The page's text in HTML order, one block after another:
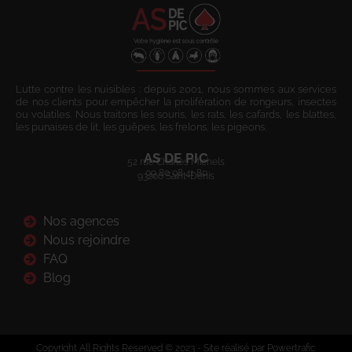
Lutte contre les nuisibles : depuis 2001, nous sommes aux services
de nos clients pour empêcher la prolifération de rongeurs, insectes
ou volatiles. Nous traitons les souris, les rats, les cafards, les blattes,
les punaises de lit, les guêpes, les frelons, les pigeons.
AS DE PIC
52 rue Charles Michels
93200 Saint-Denis
09 80 08 41 80
Nos agences
Nous rejoindre
FAQ
Blog
Copyright All Rights Reserved © 2023 - Site réalisé par Powertrafic